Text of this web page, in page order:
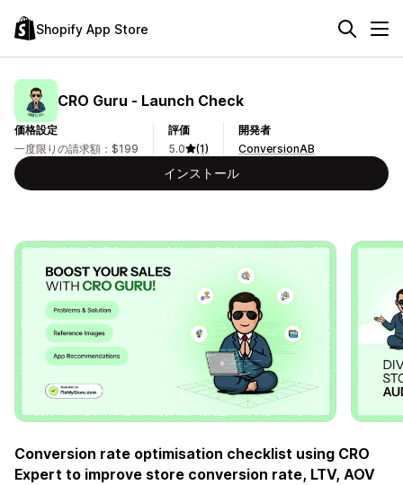
Shopify App Store
CRO Guru ‑ Launch Check
価格設定
一度限りの請求額：$199
評価
5.0
(1)
開発者
ConversionAB
インストール
Conversion rate optimisation checklist using CRO
Expert to improve store conversion rate, LTV, AOV